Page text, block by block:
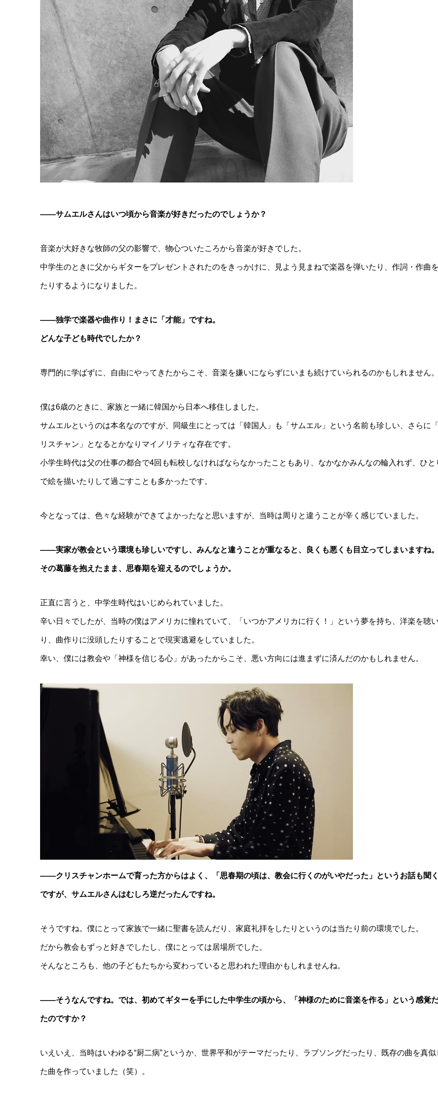
――サムエルさんはいつ頃から音楽が好きだったのでしょうか？
音楽が大好きな牧師の父の影響で、物心ついたころから音楽が好きでした。
中学生のときに父からギターをプレゼントされたのをきっかけに、見よう見まねで楽器を弾いたり、作詞・作曲
たりするようになりました。
――独学で楽器や曲作り！まさに「才能」ですね。
どんな子ども時代でしたか？
専門的に学ばずに、自由にやってきたからこそ、音楽を嫌いにならずにいまも続けていられるのかもしれません
僕は6歳のときに、家族と一緒に韓国から日本へ移住しました。
サムエルというのは本名なのですが、同級生にとっては「韓国人」も「サムエル」という名前も珍しい、さらに
リスチャン」となるとかなりマイノリティな存在です。
小学生時代は父の仕事の都合で4回も転校しなければならなかったこともあり、なかなかみんなの輪入れず、ひと
で絵を描いたりして過ごすことも多かったです。
今となっては、色々な経験ができてよかったなと思いますが、当時は周りと違うことが辛く感じていました。
――実家が教会という環境も珍しいですし、みんなと違うことが重なると、良くも悪くも目立ってしまいますね
その葛藤を抱えたまま、思春期を迎えるのでしょうか。
正直に言うと、中学生時代はいじめられていました。
辛い日々でしたが、当時の僕はアメリカに憧れていて、「いつかアメリカに行く！」という夢を持ち、洋楽を聴
り、曲作りに没頭したりすることで現実逃避をしていました。
幸い、僕には教会や「神様を信じる心」があったからこそ、悪い方向には進まずに済んだのかもしれません。
――クリスチャンホームで育った方からはよく、「思春期の頃は、教会に行くのがいやだった」というお話も聞
ですが、サムエルさんはむしろ逆だったんですね。
そうですね。僕にとって家族で一緒に聖書を読んだり、家庭礼拝をしたりというのは当たり前の環境でした。
だから教会もずっと好きでしたし、僕にとっては居場所でした。
そんなところも、他の子どもたちから変わっていると思われた理由かもしれませんね。
――そうなんですね。では、初めてギターを手にした中学生の頃から、「神様のために音楽を作る」という感覚
たのですか？
いえいえ、当時はいわゆる“厨二病”というか、世界平和がテーマだったり、ラブソングだったり、既存の曲を真似
た曲を作っていました（笑）。